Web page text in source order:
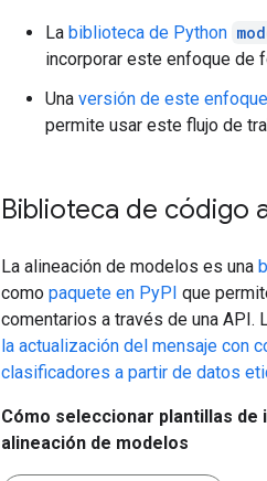
La biblioteca de Python
incorporar este enfoque de
Una versión de este enfoque
permite usar este flujo de
Biblioteca de código
La alineación de modelos es una
como paquete en PyPI que
comentarios a través de una
la actualización del mensaje con
clasificadores a partir de datos
Cómo seleccionar plantillas de
alineación de modelos